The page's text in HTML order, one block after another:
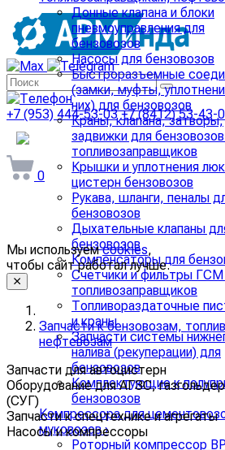
+7 (953) 444-53-03 +7 (8412) 53-43-
arminda58@mail.ru
0
Донные клапана и блоки
пневмоуправления для
бензовозов
Насосы для бензовозов
Быстроразъемные
(замки, муфты,
них) для бензовозов
Краны, клапана, затворы,
задвижки для
топливозаправщиков
Крышки и уплотнения
цистерн бензовозов
Рукава, шланги, пеналы
бензовозов
Дыхательные клапаны
бензовозов
Компенсаторы для
Счетчики и фильтры ГСМ
топливозаправщиков
Топливораздаточные
и краны
Запчасти системы
налива (рекуперации) для
бензовозов
Комплектующие к
бензовозов
Компрессора для
муковозов›
Роторный компрессор
Мы используемcookies,
чтобы сайт работал лучше.
Запчасти к бензовозам,
нефтевозам
Запчасти для автоцистерн
Оборудование для АГЗС,
(СУГ)
Запчасти к спецтехнике и агрегаты
Насосы и компрессоры